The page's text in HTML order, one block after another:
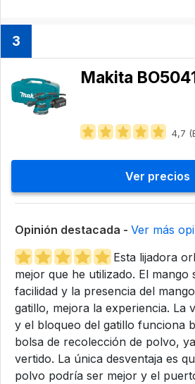
3
Makita
4,7
Ver precios
Opinión destacada - Ver más
Esta lijadora
mejor que he utilizado. El mango
facilidad y la presencia del
gatillo, mejora la experiencia. La
y el bloqueo del gatillo funciona
bolsa de recolección de polvo,
vertido. La única desventaja es
polvo podría ser mejor y el